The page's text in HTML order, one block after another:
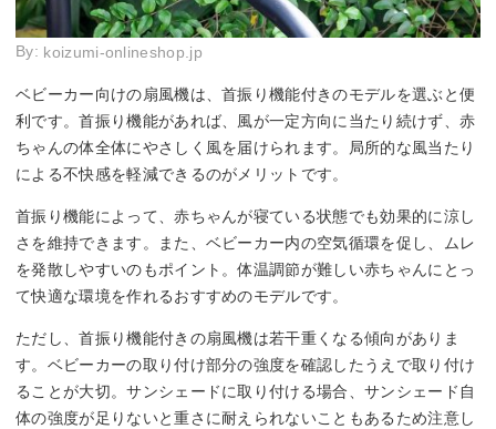
By: koizumi-onlineshop.jp
ベビーカー向けの扇風機は、首振り機能付きのモデルを選ぶと便
利です。首振り機能があれば、風が一定方向に当たり続けず、赤
ちゃんの体全体にやさしく風を届けられます。局所的な風当たり
による不快感を軽減できるのがメリットです。
首振り機能によって、赤ちゃんが寝ている状態でも効果的に涼し
さを維持できます。また、ベビーカー内の空気循環を促し、ムレ
を発散しやすいのもポイント。体温調節が難しい赤ちゃんにとっ
て快適な環境を作れるおすすめのモデルです。
ただし、首振り機能付きの扇風機は若干重くなる傾向がありま
す。ベビーカーの取り付け部分の強度を確認したうえで取り付け
ることが大切。サンシェードに取り付ける場合、サンシェード自
体の強度が足りないと重さに耐えられないこともあるため注意し